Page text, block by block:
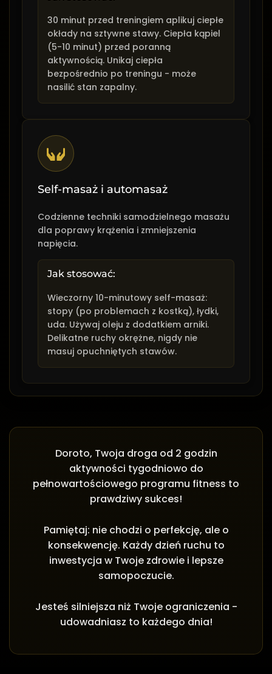
30 minut przed treningiem aplikuj ciepłe
okłady na sztywne stawy. Ciepła kąpiel
(5-10 minut) przed poranną
aktywnością. Unikaj ciepła
bezpośrednio po treningu - może
nasilić stan zapalny.
Self-masaż i automasaż
Codzienne techniki samodzielnego masażu
dla poprawy krążenia i zmniejszenia
napięcia.
Jak stosować:
Wieczorny 10-minutowy self-masaż:
stopy (po problemach z kostką), łydki,
uda. Używaj oleju z dodatkiem arniki.
Delikatne ruchy okrężne, nigdy nie
masuj opuchniętych stawów.
Doroto, Twoja droga od 2 godzin
aktywności tygodniowo do
pełnowartościowego programu fitness to
prawdziwy sukces!
Pamiętaj: nie chodzi o perfekcję, ale o
konsekwencję. Każdy dzień ruchu to
inwestycja w Twoje zdrowie i lepsze
samopoczucie.
Jesteś silniejsza niż Twoje ograniczenia -
udowadniasz to każdego dnia!